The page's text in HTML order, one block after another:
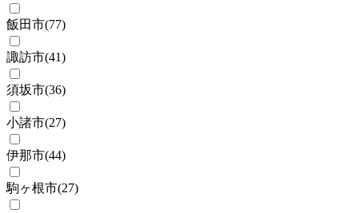
飯田市(77)
諏訪市(41)
須坂市(36)
小諸市(27)
伊那市(44)
駒ヶ根市(27)